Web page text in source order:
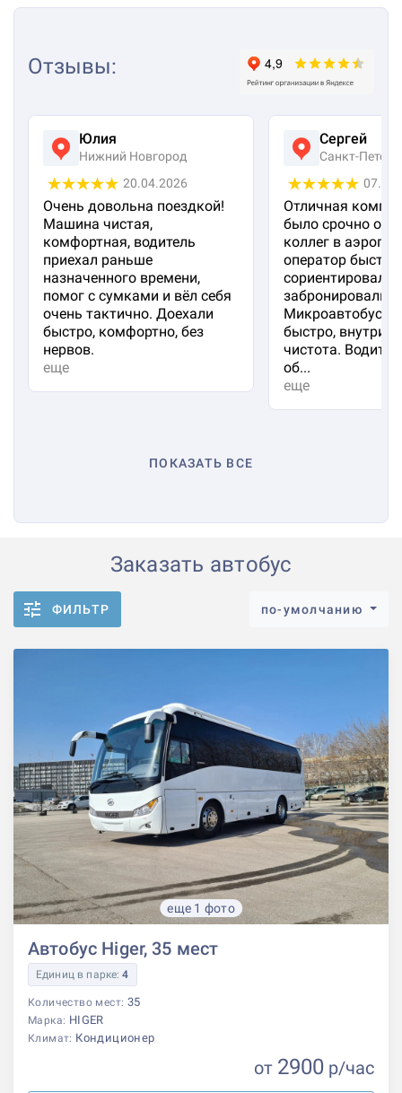
Отзывы:
Юлия
Нижний Новгород
20.04.2026
Очень довольна поездкой!
Машина чистая,
комфортная, водитель
приехал раньше
назначенного времени,
помог с сумками и вёл себя
очень тактично. Доехали
быстро, комфортно, без
нервов.
еще
Сергей
Санкт-
Отличная
было срочно
коллег в
оператор быстро
сориентировал и
забронировали
Микроавтобус
быстро, внутри
чистота.
об...
еще
ПОКАЗАТЬ ВСЕ
Заказать автобус
ФИЛЬТР по-умолчанию
еще 1 фото
Автобус Higer, 35 мест
Единиц в парке:4
Количество мест: 35
Марка: HIGER
Климат: Кондиционер
от 2900 р/час